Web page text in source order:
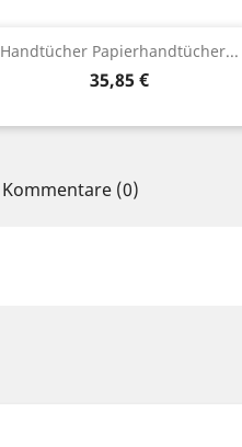
Handtücher Papierhandtücher...
Preis
35,85 €
 Vorschau
Kommentare (0)